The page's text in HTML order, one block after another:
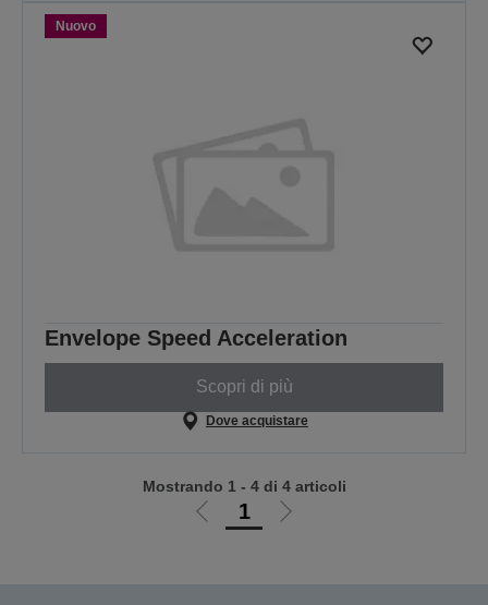
Nuovo
Envelope Speed Acceleration
Scopri di più
Dove acquistare
Vai
1
Vai
Mostrando 1 - 4 di 4 articoli